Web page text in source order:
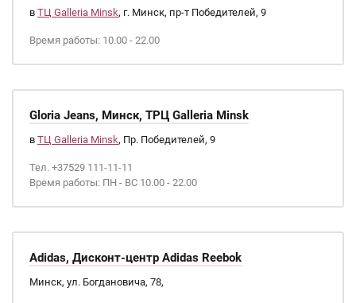
в ТЦ Galleria Minsk, г. Минск, пр-т Победителей, 9
Время работы: 10.00 - 22.00
Gloria Jeans, Минск, ТРЦ Galleria Minsk
в ТЦ Galleria Minsk, Пр. Победителей, 9
Тел. +37529 111-11-11
Время работы: ПН - ВС 10.00 - 22.00
Adidas, Дисконт-центр Adidas Reebok
Минск, ул. Богдановича, 78,